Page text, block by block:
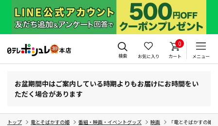
検索 お気に入り
0
カート メニュー
お盆期間中はご案内している時期よりもお届けにお時間をい
ただく場合があります
トップ 竜とそばかすの姫 番組・映画・イベントグッズ 映画 「竜とそばかすの姫